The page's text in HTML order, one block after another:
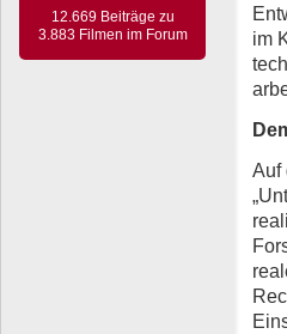
12.669 Beiträge zu
3.883 Filmen im Forum
im
Auf